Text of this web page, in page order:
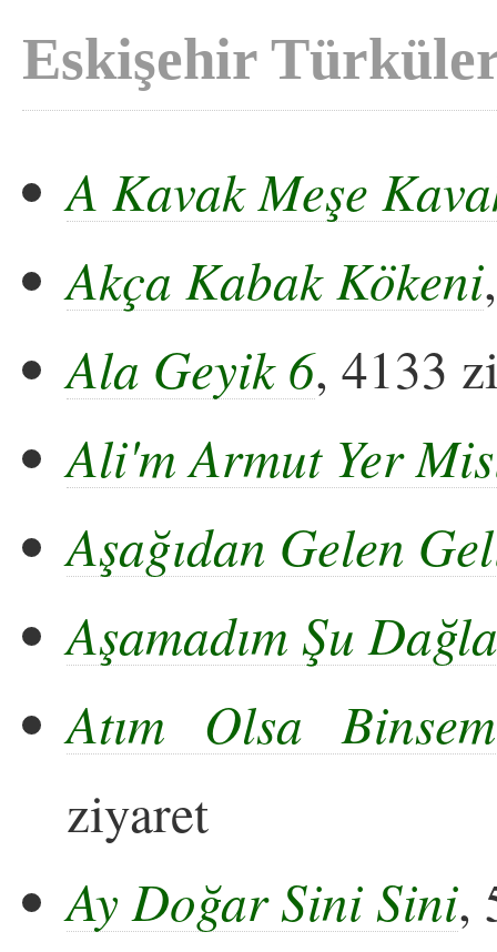
Eskişehir
A Kavak Meşe
Akça Kabak Kökeni
Ala Geyik 6, 4133
Ali'm Armut Yer
Aşağıdan Gelen
Aşamadım Şu
Atım Olsa
ziyaret
Ay Doğar Sini Sini,